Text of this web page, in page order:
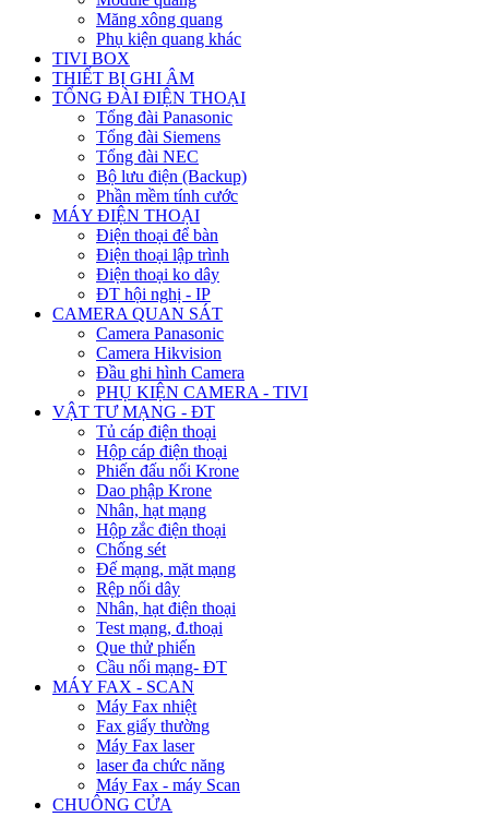
Măng xông quang
Phụ kiện quang khác
TIVI BOX
THIẾT BỊ GHI ÂM
TỔNG ĐÀI ĐIỆN THOẠI
Tổng đài Panasonic
Tổng đài Siemens
Tổng đài NEC
Bộ lưu điện (Backup)
Phần mềm tính cước
MÁY ĐIỆN THOẠI
Điện thoại để bàn
Điện thoại lập trình
Điện thoại ko dây
ĐT hội nghị - IP
CAMERA QUAN SÁT
Camera Panasonic
Camera Hikvision
Đầu ghi hình Camera
PHỤ KIỆN CAMERA - TIVI
VẬT TƯ MẠNG - ĐT
Tủ cáp điện thoại
Hộp cáp điện thoại
Phiến đấu nối Krone
Dao phập Krone
Nhân, hạt mạng
Hộp zắc điện thoại
Chống sét
Đế mạng, mặt mạng
Rệp nối dây
Nhân, hạt điện thoại
Test mạng, đ.thoại
Que thử phiến
Cầu nối mạng- ĐT
MÁY FAX - SCAN
Máy Fax nhiệt
Fax giấy thường
Máy Fax laser
laser đa chức năng
Máy Fax - máy Scan
CHUÔNG CỬA